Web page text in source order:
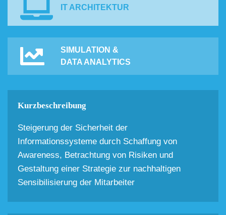
IT ARCHITEKTUR
SIMULATION &
DATA ANALYTICS
Kurzbeschreibung
Steigerung der Sicherheit der
Informationssysteme durch Schaffung von
Awareness, Betrachtung von Risiken und
Gestaltung einer Strategie zur nachhaltigen
Sensibilisierung der Mitarbeiter